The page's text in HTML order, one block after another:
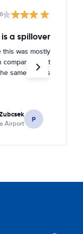
a spillover
this was mostly
companies just
same for this.
P
Airport